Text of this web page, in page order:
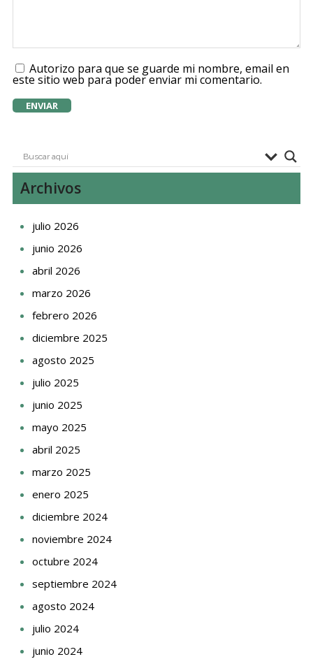
Autorizo para que se guarde mi nombre, email en
este sitio web para poder enviar mi comentario.
Archivos
julio 2026
junio 2026
abril 2026
marzo 2026
febrero 2026
diciembre 2025
agosto 2025
julio 2025
junio 2025
mayo 2025
abril 2025
marzo 2025
enero 2025
diciembre 2024
noviembre 2024
octubre 2024
septiembre 2024
agosto 2024
julio 2024
junio 2024